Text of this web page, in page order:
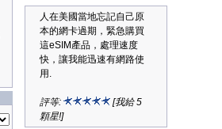
人在美國當地忘記自己原
本的網卡過期，緊急購買
這eSIM產品，處理速度
快，讓我能迅速有網路使
用.
評等:
[我給 5
顆星!]